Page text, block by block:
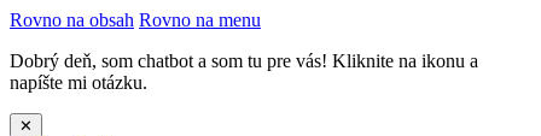
Rovno na obsah Rovno na menu
Dobrý deň, som chatbot a som tu pre vás! Kliknite na ikonu a
napíšte mi otázku.
✕